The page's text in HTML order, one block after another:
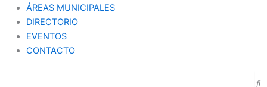
ÁREAS MUNICIPALES
DIRECTORIO
EVENTOS
CONTACTO